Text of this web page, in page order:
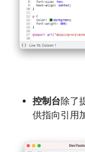
控制台除了
供指向引用